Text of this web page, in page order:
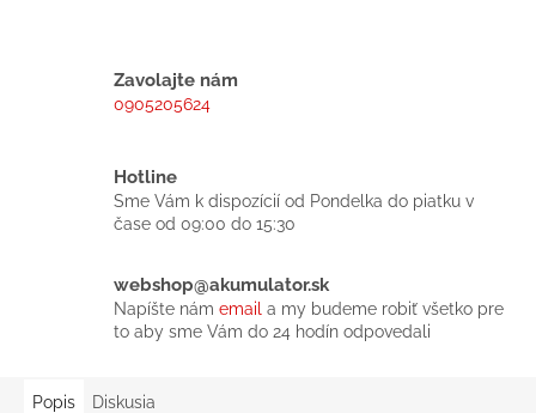
Zavolajte nám
0905205624
Hotline
Sme Vám k dispozícií od Pondelka do piatku v
čase od 09:00 do 15:30
webshop@akumulator.sk
Napíšte nám email a my budeme robiť všetko pre
to aby sme Vám do 24 hodín odpovedali
Popis Diskusia